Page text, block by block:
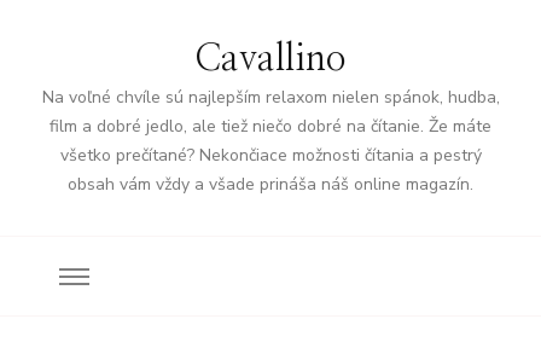
Cavallino
Na voľné chvíle sú najlepším relaxom nielen spánok, hudba,
film a dobré jedlo, ale tiež niečo dobré na čítanie. Že máte
všetko prečítané? Nekončiace možnosti čítania a pestrý
obsah vám vždy a všade prináša náš online magazín.